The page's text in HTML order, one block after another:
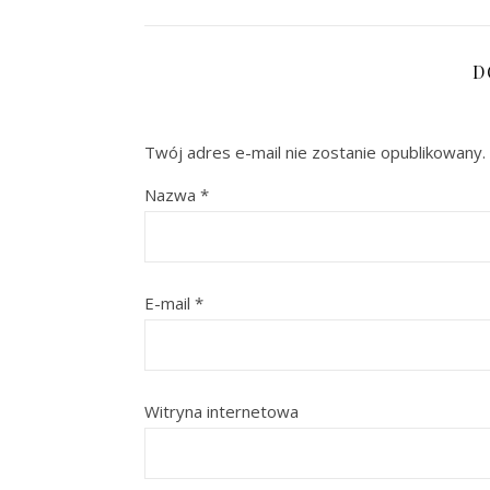
Twój adres e-mail nie zostanie opublikowany.
Nazwa *
E-mail *
Witryna internetowa